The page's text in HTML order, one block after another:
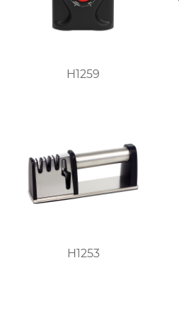
H1259
H1253